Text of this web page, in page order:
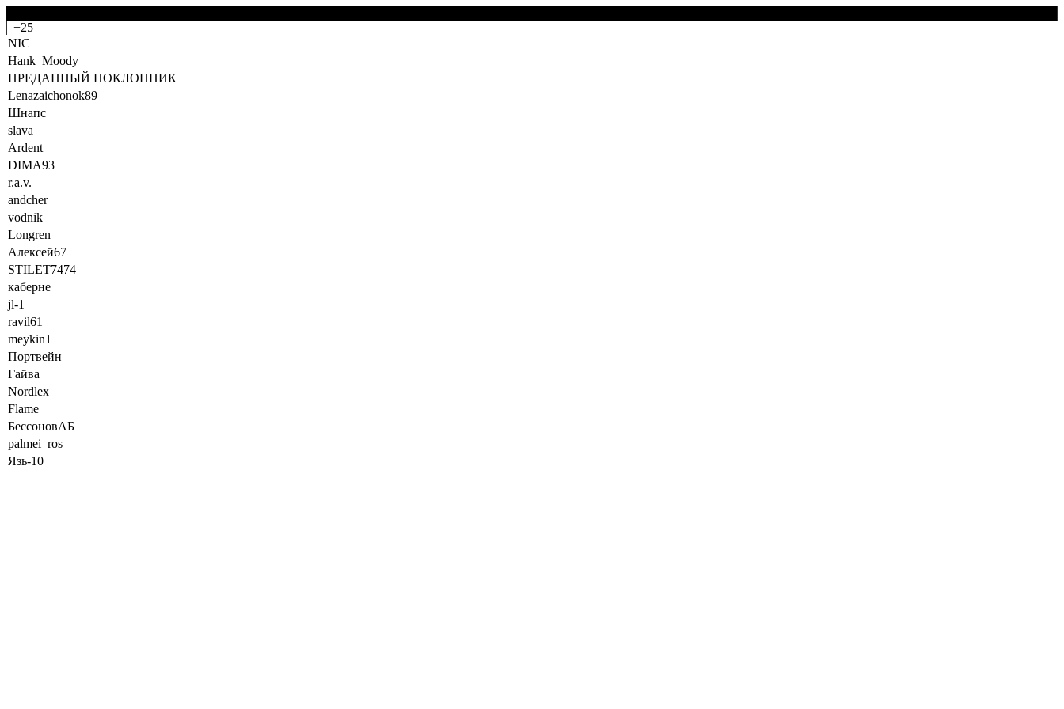
+25
NIC
Hank_Moody
ПРЕДАННЫЙ ПОКЛОННИК
Lenazaichonok89
Шнапс
slava
Ardent
DIMA93
r.a.v.
andcher
vodnik
Longren
Алексей67
STILET7474
каберне
jl-1
ravil61
meykin1
Портвейн
Гайва
Nordlex
Flame
БессоновАБ
palmei_ros
Язь-10